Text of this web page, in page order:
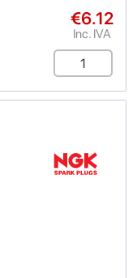
€6.12
Inc. IVA